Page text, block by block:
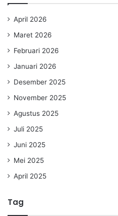
April 2026
Maret 2026
Februari 2026
Januari 2026
Desember 2025
November 2025
Agustus 2025
Juli 2025
Juni 2025
Mei 2025
April 2025
Tag